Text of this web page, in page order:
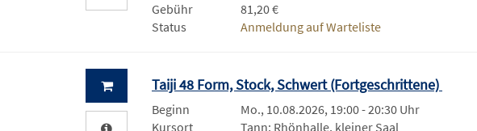
Gebühr
81,20 €
Status
Anmeldung auf Warteliste
Taiji 48 Form, Stock, Schwert (Fortgeschrittene)
Beginn
Mo., 10.08.2026, 19:00 - 20:30 Uhr
Kursort
Tann; Rhönhalle, kleiner Saal